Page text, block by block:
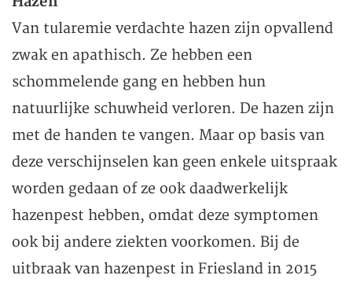
Van tularemie verdachte hazen zijn opvallend
zwak en apathisch. Ze hebben een
schommelende gang en hebben hun
natuurlijke schuwheid verloren. De hazen zijn
met de handen te vangen. Maar op basis van
deze verschijnselen kan geen enkele uitspraak
worden gedaan of ze ook daadwerkelijk
hazenpest hebben, omdat deze symptomen
ook bij andere ziekten voorkomen. Bij de
uitbraak van hazenpest in Friesland in 2015